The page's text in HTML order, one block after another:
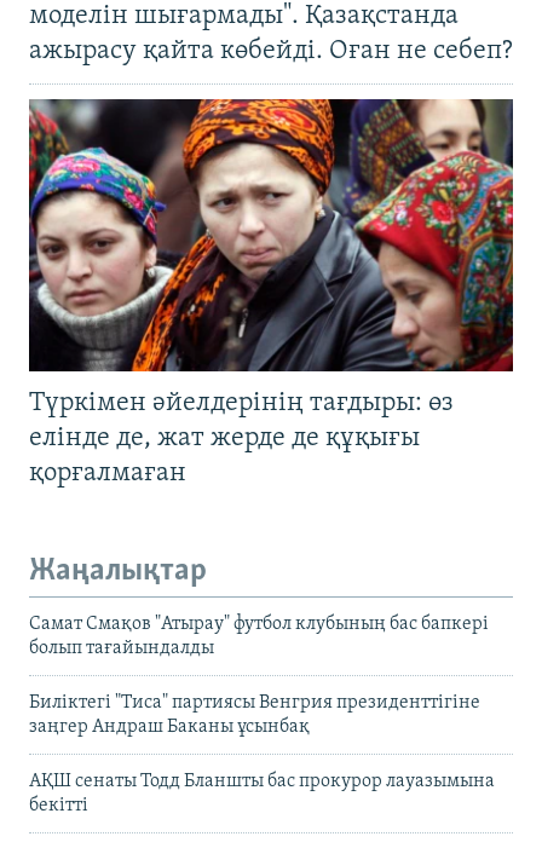
моделін шығармады". Қазақстанда
ажырасу қайта көбейді. Оған не себеп?
Түркімен әйелдерінің тағдыры: өз
елінде де, жат жерде де құқығы
қорғалмаған
Жаңалықтар
Самат Смақов "Атырау" футбол клубының бас бапкері
болып тағайындалды
Биліктегі "Тиса" партиясы Венгрия президенттігіне
заңгер Андраш Баканы ұсынбақ
АҚШ сенаты Тодд Бланшты бас прокурор лауазымына
бекітті